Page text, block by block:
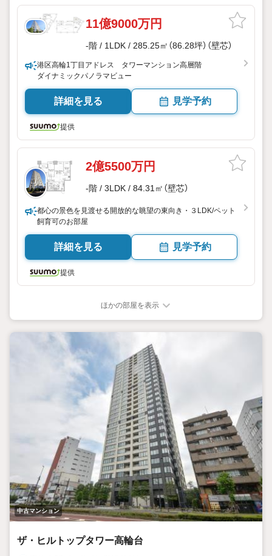
11億9000万円
-階 / 1LDK / 285.25㎡（86.28坪）（壁芯）
港区高輪1丁目アドレス タワーマンション高層階
ダイナミックパノラマビュー
詳細を見る 見学予約
提供
2億5500万円
-階 / 3LDK / 84.31㎡（壁芯）
都心の景色を見渡せる開放的な眺望の東向き・３LDK/ペット
飼育可のお部屋
詳細を見る 見学予約
提供
ほかの部屋を表示
中古マンション
ザ・ヒルトップタワー高輪台